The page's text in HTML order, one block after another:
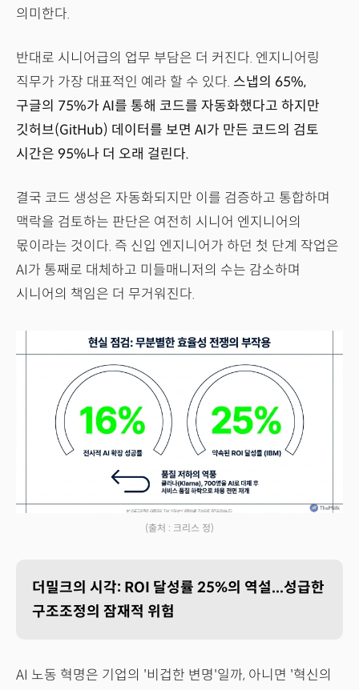
의미한다.
반대로 시니어급의 업무 부담은 더 커진다. 엔지니어링
직무가 가장 대표적인 예라 할 수 있다. 스냅의 65%,
구글의 75%가 AI를 통해 코드를 자동화했다고 하지만
깃허브(GitHub) 데이터를 보면 AI가 만든 코드의 검토
시간은 95%나 더 오래 걸린다.
결국 코드 생성은 자동화되지만 이를 검증하고 통합하며
맥락을 검토하는 판단은 여전히 시니어 엔지니어의
몫이라는 것이다. 즉 신입 엔지니어가 하던 첫 단계 작업은
AI가 통째로 대체하고 미들매니저의 수는 감소하며
시니어의 책임은 더 무거워진다.
(출처 : 크리스 정)
더밀크의 시각: ROI 달성률 25%의 역설...성급한
구조조정의 잠재적 위험
AI 노동 혁명은 기업의 '비겁한 변명'일까, 아니면 '혁신의